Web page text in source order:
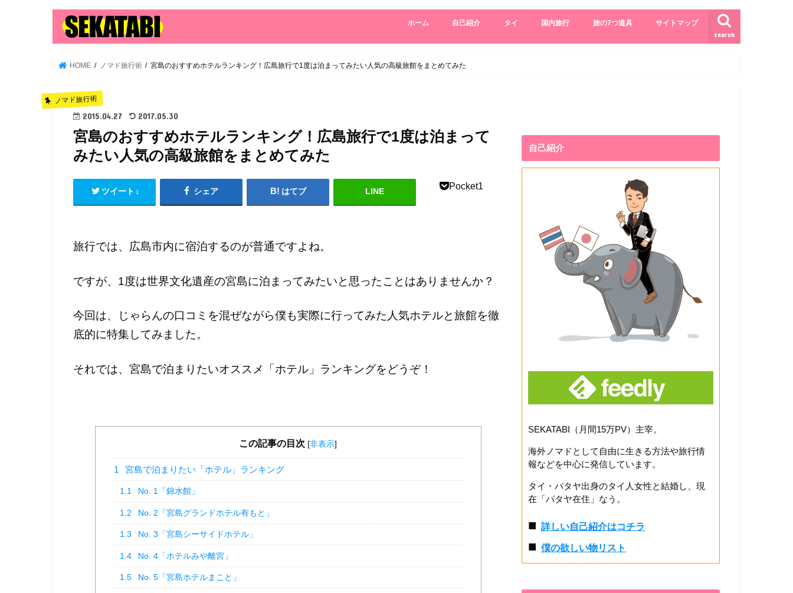
search
ホーム 自己紹介 タイ 国内旅行 旅の7つ道具 サイトマップ
HOME ノマド旅行術 宮島のおすすめホテルランキング！広島旅行で1度は泊まってみたい人気の高級旅館をまとめてみた
ノマド旅行術
2015.04.27 2017.05.30
宮島のおすすめホテルランキング！広島旅行で1度は泊まって
みたい人気の高級旅館をまとめてみた
ツイート 1 シェア はてブ LINE Pocket1
旅行では、広島市内に宿泊するのが普通ですよね。
ですが、1度は世界文化遺産の宮島に泊まってみたいと思ったことはありませんか？
今回は、じゃらんの口コミを混ぜながら僕も実際に行ってみた人気ホテルと旅館を徹
底的に特集してみました。
それでは、宮島で泊まりたいオススメ「ホテル」ランキングをどうぞ！
この記事の目次 [非表示]
1 宮島で泊まりたい「ホテル」ランキング
1.1 No. 1「錦水館」
1.2 No. 2「宮島グランドホテル有もと」
1.3 No. 3「宮島シーサイドホテル」
1.4 No. 4「ホテルみや離宮」
1.5 No. 5「宮島ホテルまこと」
自己紹介
SEKATABI（月間15万PV）主宰。
海外ノマドとして自由に生きる方法や旅行情
報などを中心に発信しています。
タイ・パタヤ出身のタイ人女性と結婚し、現
在「パタヤ在住」なう。
■ 詳しい自己紹介はコチラ
■ 僕の欲しい物リスト